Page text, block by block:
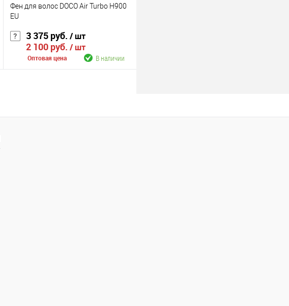
Фен для волос DOCO Air Turbo H900
EU
3 375 руб. / шт
2 100 руб. / шт
Оптовая цена В наличии